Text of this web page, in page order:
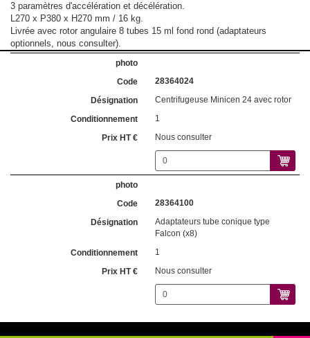
3 paramètres d'accélération et décélération.
L270 x P380 x H270 mm / 16 kg.
Livrée avec rotor angulaire 8 tubes 15 ml fond rond (adaptateurs
optionnels, nous consulter).
28364024
Centrifugeuse Minicen 24 avec rotor
1
Nous consulter
28364100
Adaptateurs tube conique type
Falcon (x8)
1
Nous consulter